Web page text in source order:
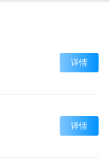
详情
详情